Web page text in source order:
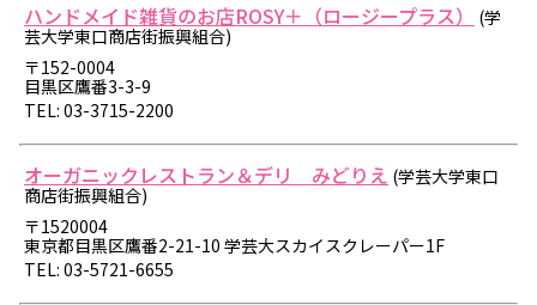
ハンドメイド雑貨のお店ROSY＋（ロージープラス）
(学
芸大学東口商店街振興組合)
〒152-0004
目黒区鷹番3-3-9
TEL: 03-3715-2200
オーガニックレストラン＆デリ みどりえ (学芸大学東口
商店街振興組合)
〒1520004
東京都目黒区鷹番2-21-10 学芸大スカイスクレーパー1F
TEL: 03-5721-6655